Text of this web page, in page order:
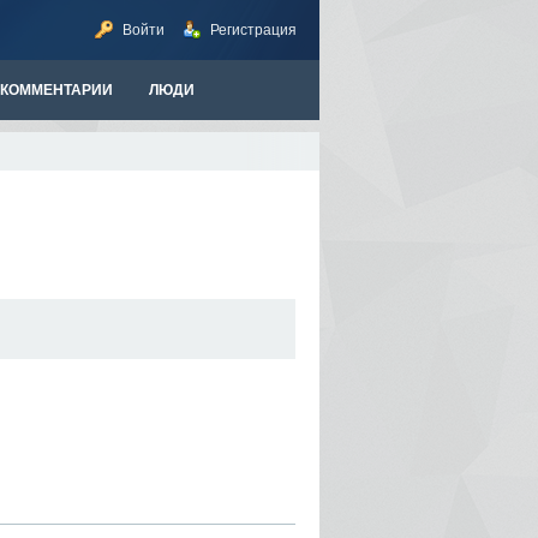
Войти Регистрация
КОММЕНТАРИИ ЛЮДИ